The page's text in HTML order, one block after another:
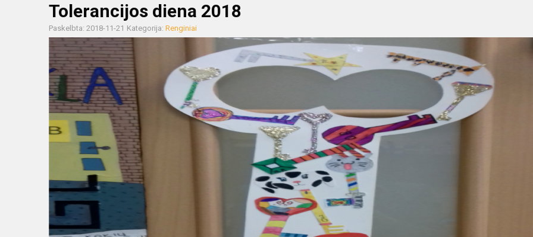
Tolerancijos diena 2018
Paskelbta: 2018-11-21 Kategorija: Renginiai